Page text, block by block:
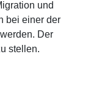
und
bei einer der
Der
stellen.